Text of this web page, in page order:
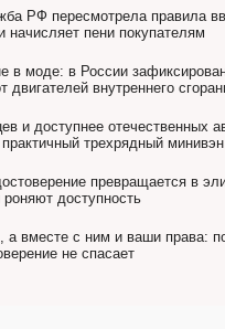
РФ пересмотрела правила
пени покупателям
в моде: в России
двигателей внутреннего
и доступнее отечественных
трехрядный минивэн
превращается в
доступность
а вместе с ним и ваши права:
не спасает